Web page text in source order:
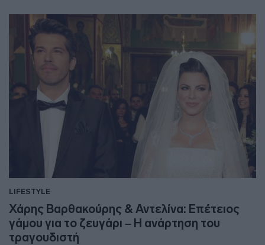
LIFESTYLE
Χάρης Βαρθακούρης & Αντελίνα: Επέτειος
γάμου για το ζευγάρι – Η ανάρτηση του
τραγουδιστή